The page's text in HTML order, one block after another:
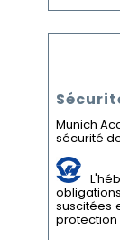
Munich
sécurité
suscitées
protection